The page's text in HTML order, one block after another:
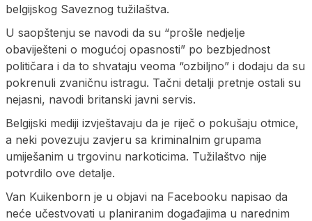
belgijskog Saveznog tužilaštva.
U saopštenju se navodi da su “prošle nedjelje
obaviješteni o mogućoj opasnosti” po bezbjednost
političara i da to shvataju veoma “ozbiljno” i dodaju da su
pokrenuli zvaničnu istragu. Tačni detalji pretnje ostali su
nejasni, navodi britanski javni servis.
Belgijski mediji izvještavaju da je riječ o pokušaju otmice,
a neki povezuju zavjeru sa kriminalnim grupama
umiješanim u trgovinu narkoticima. Tužilaštvo nije
potvrdilo ove detalje.
Van Kuikenborn je u objavi na Facebooku napisao da
neće učestvovati u planiranim događajima u narednim